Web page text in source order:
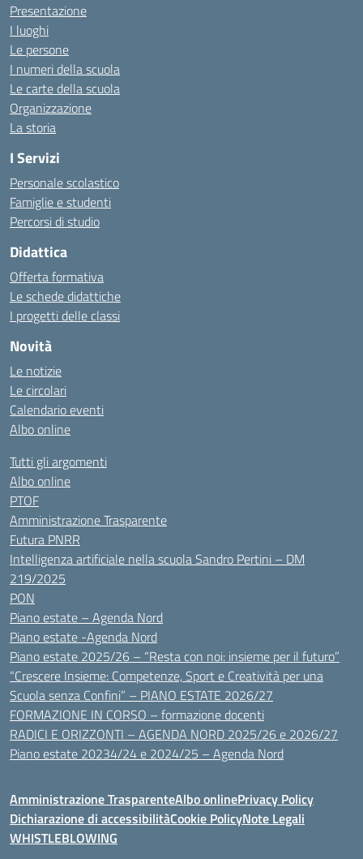
Presentazione
I luoghi
Le persone
I numeri della scuola
Le carte della scuola
Organizzazione
La storia
I Servizi
Personale scolastico
Famiglie e studenti
Percorsi di studio
Didattica
Offerta formativa
Le schede didattiche
I progetti delle classi
Novità
Le notizie
Le circolari
Calendario eventi
Albo online
Tutti gli argomenti
Albo online
PTOF
Amministrazione Trasparente
Futura PNRR
Intelligenza artificiale nella scuola Sandro Pertini – DM
219/2025
PON
Piano estate – Agenda Nord
Piano estate -Agenda Nord
Piano estate 2025/26 – “Resta con noi: insieme per il futuro”
“Crescere Insieme: Competenze, Sport e Creatività per una
Scuola senza Confini” – PIANO ESTATE 2026/27
FORMAZIONE IN CORSO – formazione docenti
RADICI E ORIZZONTI – AGENDA NORD 2025/26 e 2026/27
Piano estate 20234/24 e 2024/25 – Agenda Nord
Amministrazione TrasparenteAlbo onlinePrivacy Policy
Dichiarazione di accessibilitàCookie PolicyNote Legali
WHISTLEBLOWING